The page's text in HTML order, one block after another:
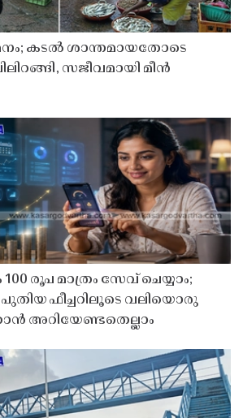
കടൽ ശാന്തമായതോടെ
സജീവമായി മീൻ
രൂപ മാത്രം സേവ് ചെയ്യാം;
ഫീച്ചറിലൂടെ വലിയൊരു
അറിയേണ്ടതെല്ലാം